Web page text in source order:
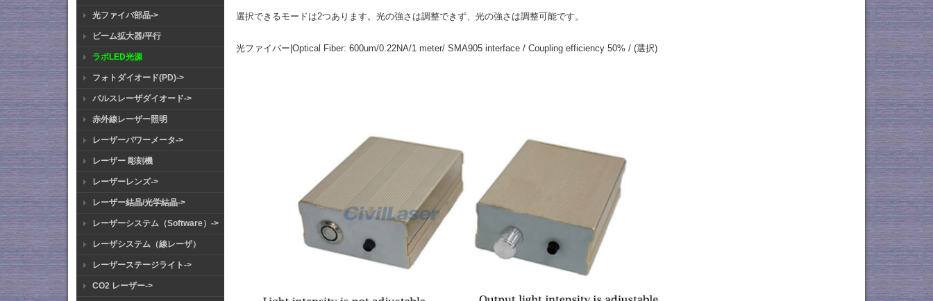
光ファイバ部品->
ビーム拡大器/平行
ラボLED光源
フォトダイオード(PD)->
パルスレーザダイオード->
赤外線レーザー照明
レーザーパワーメータ->
レーザー 彫刻機
レーザーレンズ->
レーザー結晶/光学結晶->
レーザーシステム（Software）->
レーザシステム（線レーザ）
レーザーステージライト->
CO2 レーザー->
選択できるモードは2つあります。光の強さは調整できず、光の強さは調整可能です。
光ファイバー|Optical Fiber: 600um/0.22NA/1 meter/ SMA905 interface / Coupling efficiency 50% / (選択)